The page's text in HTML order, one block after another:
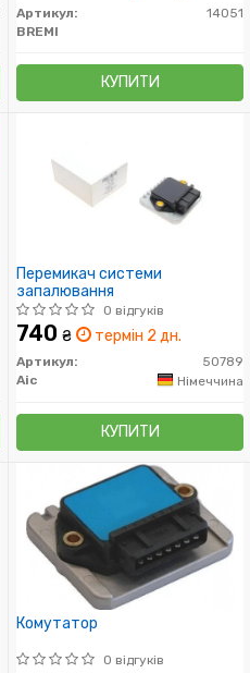
Артикул:
14051
BREMI
КУПИТИ
Перемикач системи
запалювання
0 відгуків
740 ₴ термін 2 дн.
Артикул:
50789
Aic
Німеччина
КУПИТИ
Комутатор
0 відгуків